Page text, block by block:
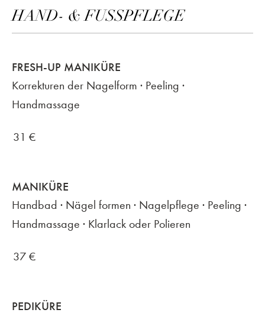
HAND- & FUSSPFLEGE
FRESH-UP MANIKÜRE
Korrekturen der Nagelform · Peeling ·
Handmassage
31 €
MANIKÜRE
Handbad · Nägel formen · Nagelpflege · Peeling ·
Handmassage · Klarlack oder Polieren
37 €
PEDIKÜRE